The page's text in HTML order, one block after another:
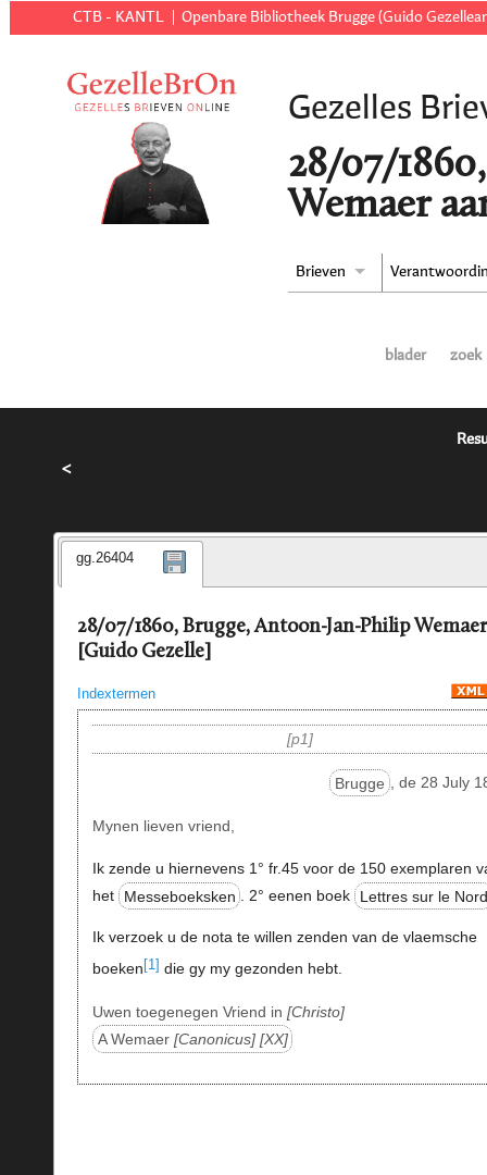
CTB - KANTL Openbare Bibliotheek Brugge (Guido
Gezelles
28/07/
Wemaer
Brieven
blader zoek
<
gg.26404
28/07/1860, Brugge, Antoon-Jan-Philip
[Guido Gezelle]
Indextermen
p1
Brugge , de 28 July
Mynen lieven vriend,
Ik zende u hiernevens 1° fr.45 voor de 150 exemplaren
het
Messeboeksken . 2° eenen boek Lettres sur le
Ik verzoek u de nota te willen zenden van de vlaemsche
boeken [1] die gy my gezonden hebt.
Uwen toegenegen Vriend in Christo
A Wemaer Canonicus XX